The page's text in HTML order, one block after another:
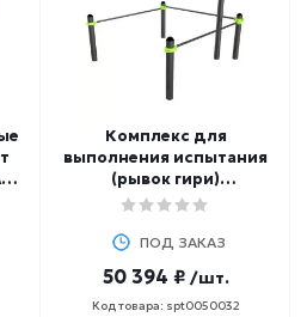
Комплекс для
выполнения испытания
(рывок гири)
ZAVODSPORTA W357 GTO
ПОД ЗАКАЗ
50 394 ₽ /шт.
Код товара: spt0050032